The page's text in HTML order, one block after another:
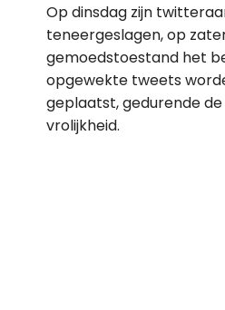
Op dinsdag zijn
teneergeslagen, op
gemoedstoestand het
opgewekte tweets
geplaatst, gedurende
vrolijkheid.